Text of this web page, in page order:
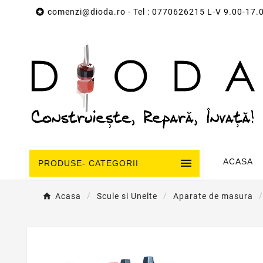
 comenzi@dioda.ro - Tel : 0770626215 L-V 9.00-
PRODUSE- CATEGORII  ACASA
Acasa Scule si Unelte Aparate de masura